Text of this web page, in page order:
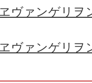
ヴァンゲリヲ
ヴァンゲリヲ